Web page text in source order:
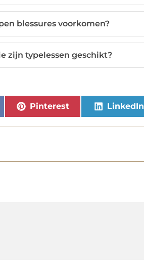
blessures voorkomen?
zijn typelessen geschikt?
Pinterest LinkedIn